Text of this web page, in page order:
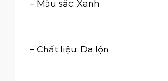
– Màu sắc: Xanh
– Chất liệu: Da lộn